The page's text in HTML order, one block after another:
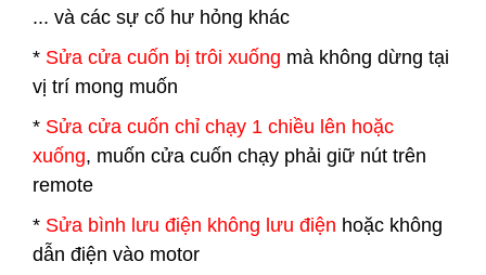
... và các sự cố hư hỏng khác
* Sửa cửa cuốn bị trôi xuống mà không dừng tại
vị trí mong muốn
* Sửa cửa cuốn chỉ chạy 1 chiều lên hoặc
xuống, muốn cửa cuốn chạy phải giữ nút trên
remote
* Sửa bình lưu điện không lưu điện hoặc không
dẫn điện vào motor